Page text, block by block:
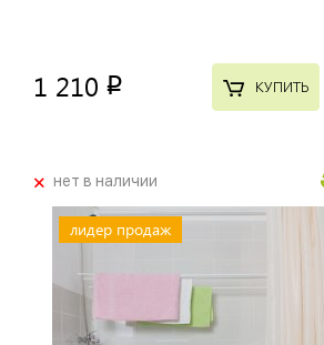
1 210 p КУПИТЬ
+нет в наличии
лидер продаж